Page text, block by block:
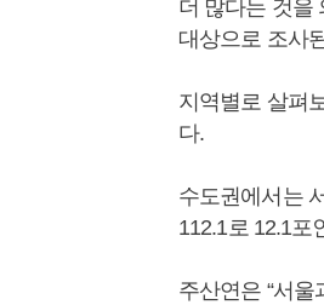
더 많다는 것을
대상으로 조사
지역별로 살펴
다.
수도권에서는
112.1로 12.1포
주산연은 “서